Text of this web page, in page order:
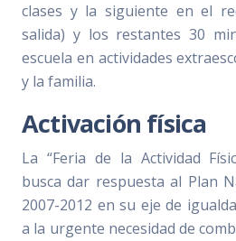
clases y la siguiente en el
salida) y los restantes 30
escuela en actividades
y la familia.
Activación física
La “Feria de la Actividad
busca dar respuesta al Plan
2007-2012 en su eje de
a la urgente necesidad de